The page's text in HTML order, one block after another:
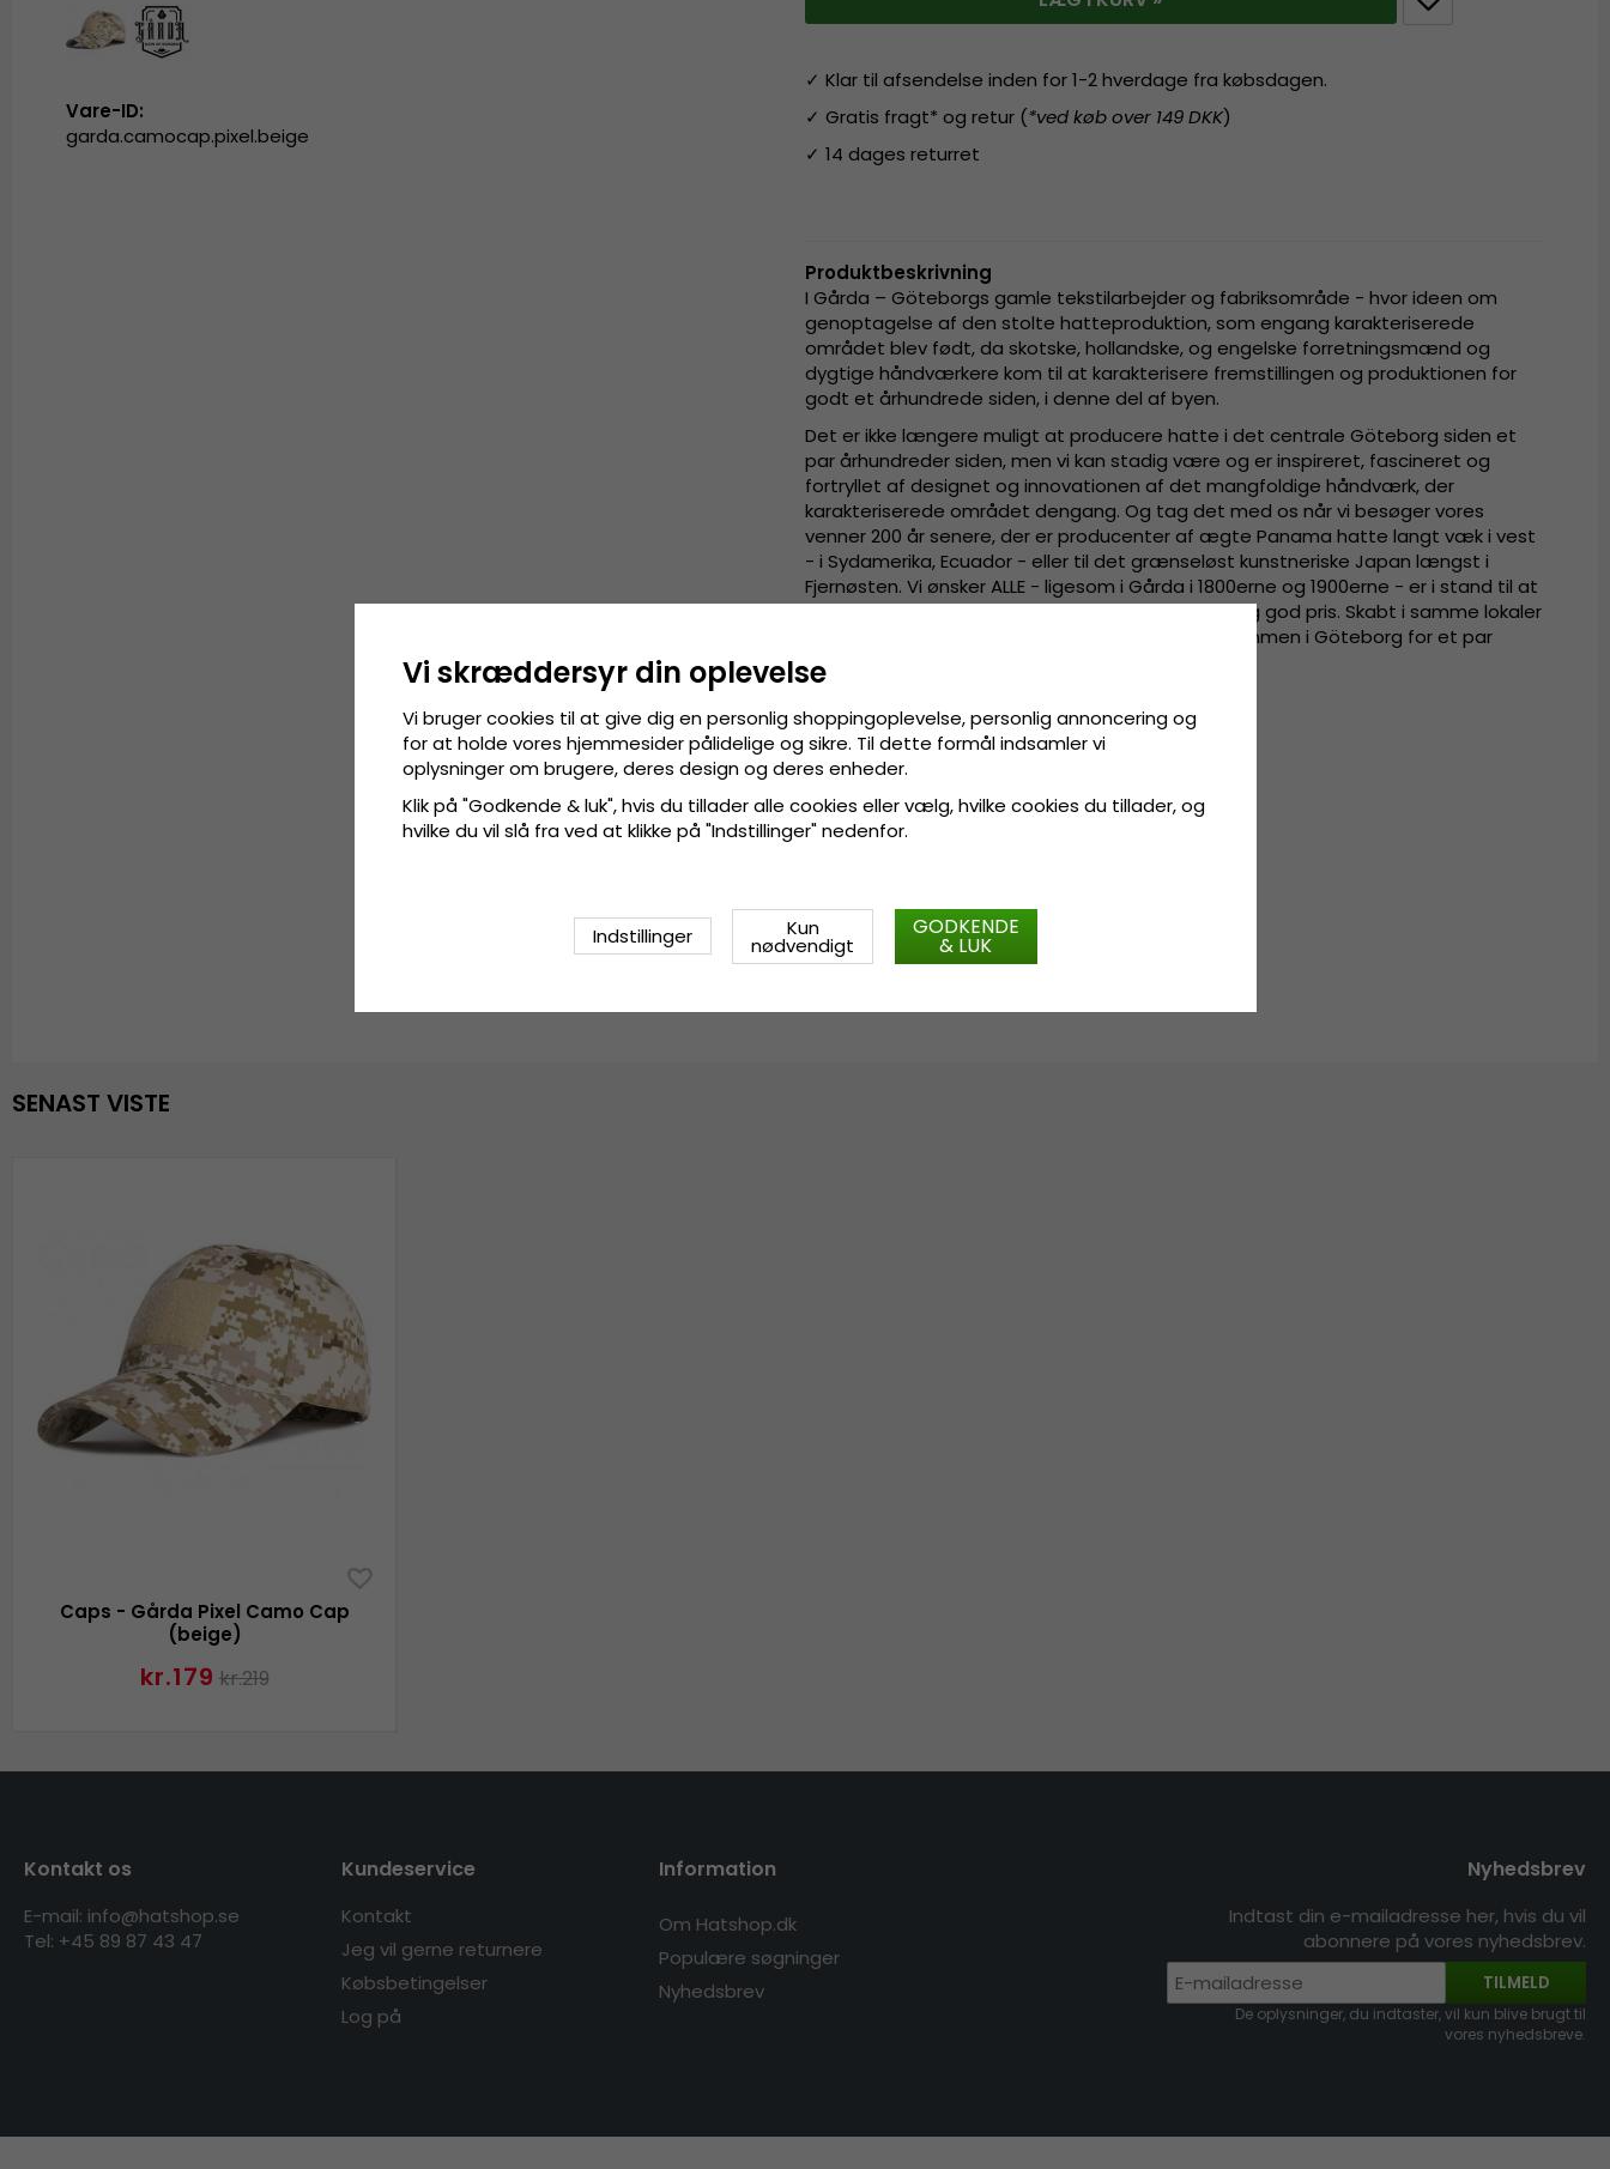
✓ Klar til afsendelse inden for 1-2 hverdage fra købsdagen.
✓ Gratis fragt* og retur (*ved køb over 149 DKK)
✓ 14 dages returret
Produktbeskrivning
I Gårda – Göteborgs gamle tekstilarbejder og fabriksområde - hvor ideen om
genoptagelse af den stolte hatteproduktion, som engang karakteriserede
området blev født, da skotske, hollandske, og engelske forretningsmænd og
dygtige håndværkere kom til at karakterisere fremstillingen og produktionen for
godt et århundrede siden, i denne del af byen.
Det er ikke længere muligt at producere hatte i det centrale Göteborg siden et
par århundreder siden, men vi kan stadig være og er inspireret, fascineret og
fortryllet af designet og innovationen af det mangfoldige håndværk, der
karakteriserede området dengang. Og tag det med os når vi besøger vores
venner 200 år senere, der er producenter af ægte Panama hatte langt væk i vest
- i Sydamerika, Ecuador - eller til det grænseløst kunstneriske Japan længst i
Fjernøsten. Vi ønsker ALLE - ligesom i Gårda i 1800erne og 1900erne - er i stand til at
bære moderne, unikke, innovative hatte til en rigtig god pris. Skabt i samme lokaler
som når folk fra forskellige dele af Europa kom sammen i Göteborg for et par
hundrede år siden.
Detaljeinformation
Fremstillet af 100 procent polyester.
Fremstilletaf:100 procent polyester.
Vare-ID:
garda.camocap.pixel.beige
SENAST VISTE
Caps - Gårda Pixel Camo Cap
(beige)
kr.179 kr.219
Kontakt os
E-mail: info@hatshop.se
Tel: +45 89 87 43 47
Kundeservice
Kontakt
Jeg vil gerne returnere
Købsbetingelser
Log på
Information
Om Hatshop.dk
Populære søgninger
Nyhedsbrev
Nyhedsbrev
Indtast din e-mailadresse her, hvis du vil
abonnere på vores nyhedsbrev.
TILMELD
De oplysninger, du indtaster, vil kun blive brugt til
vores nyhedsbreve.
Vi skræddersyr din oplevelse
Vi bruger cookies til at give dig en personlig shoppingoplevelse, personlig annoncering og
for at holde vores hjemmesider pålidelige og sikre. Til dette formål indsamler vi
oplysninger om brugere, deres design og deres enheder.
Klik på "Godkende & luk", hvis du tillader alle cookies eller vælg, hvilke cookies du tillader, og
hvilke du vil slå fra ved at klikke på "Indstillinger" nedenfor.
Indstillinger Kun
nødvendigt
GODKENDE
& LUK